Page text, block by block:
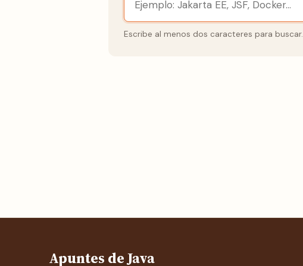
Escribe al menos dos caracteres para buscar.
Apuntes de Java